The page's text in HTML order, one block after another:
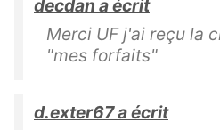
decdan a écrit
Merci UF j'ai reçu la
"mes forfaits"
d.exter67 a écrit